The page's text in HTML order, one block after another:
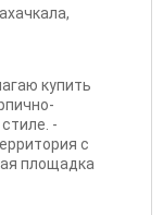
,
купить
-
с
площадка